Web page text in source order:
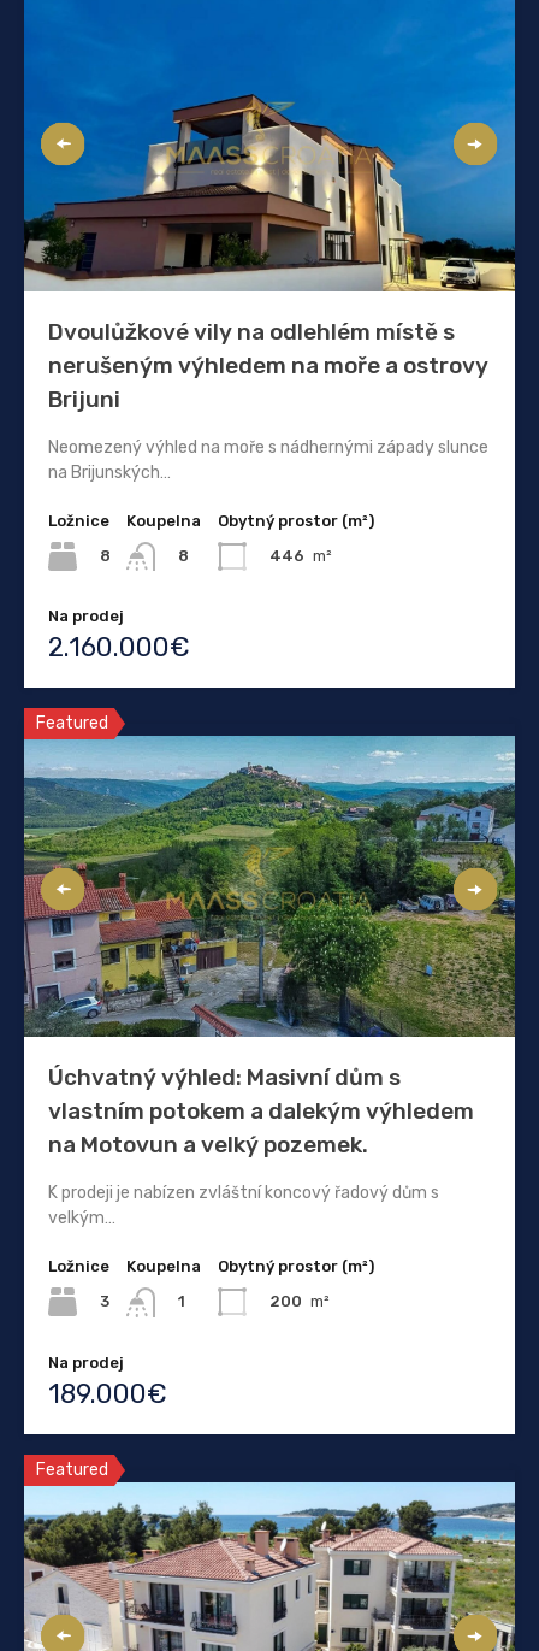
Dvoulůžkové vily na odlehlém místě s
nerušeným výhledem na moře a ostrovy
Brijuni
Neomezený výhled na moře s nádhernými západy slunce
na Brijunských…
Ložnice
8
Koupelna
8
Obytný prostor (m²)
446 m²
Na prodej
2.160.000€
Featured
Úchvatný výhled: Masivní dům s
vlastním potokem a dalekým výhledem
na Motovun a velký pozemek.
K prodeji je nabízen zvláštní koncový řadový dům s
velkým…
Ložnice
3
Koupelna
1
Obytný prostor (m²)
200 m²
Na prodej
189.000€
Featured